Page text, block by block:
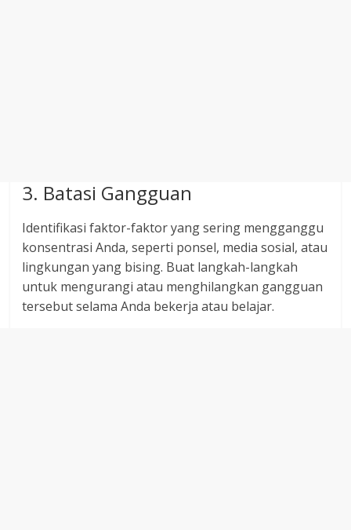
3. Batasi Gangguan
Identifikasi faktor-faktor yang sering mengganggu
konsentrasi Anda, seperti ponsel, media sosial, atau
lingkungan yang bising. Buat langkah-langkah
untuk mengurangi atau menghilangkan gangguan
tersebut selama Anda bekerja atau belajar.